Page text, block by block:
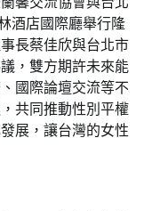
酒店國際廳舉行隆
長蔡佳欣與台北市
，雙方期許未來能
國際論壇交流等不
共同推動性別平權
展，讓台灣的女性